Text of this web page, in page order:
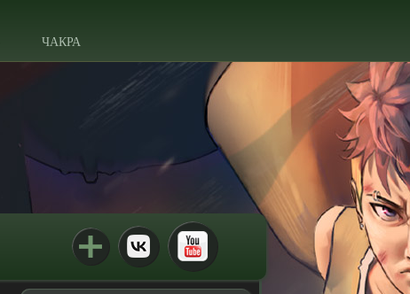
ЧАКРА